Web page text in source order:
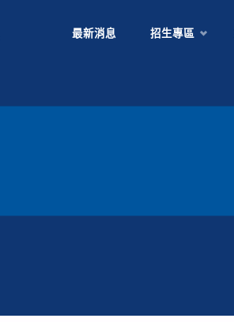
最新消息 招生專區